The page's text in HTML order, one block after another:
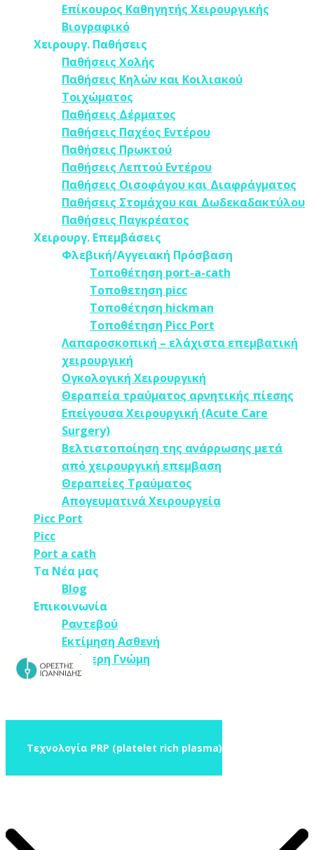
Επίκουρος Καθηγητής Χειρουργικής
Βιογραφικό
Χειρουργ. Παθήσεις
Παθήσεις Χολής
Παθήσεις ​Κηλών και Κοιλιακού
Τοιχώματος
Παθήσεις Δέρματος
Παθήσεις Παχέος Εντέρου
Παθήσεις Πρωκτού
Παθήσεις Λεπτού Εντέρου
Παθήσεις Οισοφάγου και Διαφράγματος
Παθήσεις Στομάχου και Δωδεκαδακτύλου
Παθήσεις Παγκρέατος
Χειρουργ. Επεμβάσεις
Φλεβική/Αγγειακή Πρόσβαση
Τοποθέτηση port-a-cath
Τοποθετηση picc
Τοποθέτηση hickman
Τοποθέτηση Picc Port
Λαπαροσκοπική – ελάχιστα επεμβατική
χειρουργική
Oγκολογική Xειρουργική
Θεραπεία τραύματος αρνητικής πίεσης
Επείγουσα Χειρουργική (Acute Care
Surgery)
Βελτιστοποίηση της ανάρρωσης μετά
από χειρουργική επεμβαση
Θεραπείες Τραύματος
Απογευματινά Χειρουργεία
Picc Port
Picc
Port a cath
Τα Νέα μας
Blog
Επικοινωνία
Ραντεβού
Εκτίμηση Ασθενή
Δεύτερη Γνώμη
Τεχνολογία PRP(platelet rich plasma)
Τεχνολογία PRP (platelet rich plasma)